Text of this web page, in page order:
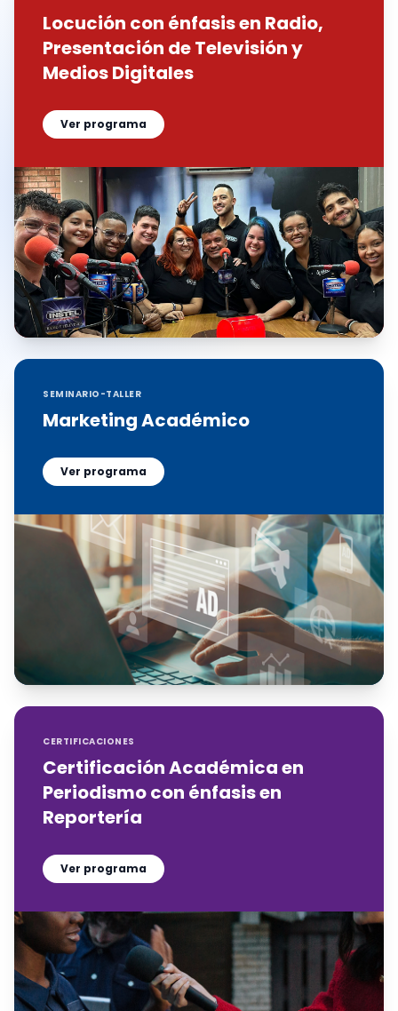
Locución con énfasis en Radio,
Presentación de Televisión y
Medios Digitales
Ver programa
SEMINARIO-TALLER
Marketing Académico
Ver programa
CERTIFICACIONES
Certificación Académica en
Periodismo con énfasis en
Reportería
Ver programa